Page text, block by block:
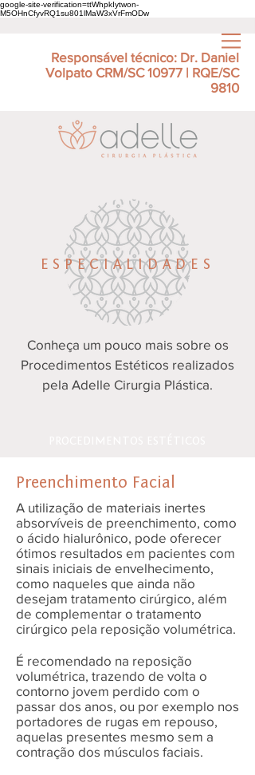
google-site-verification=ttWhpkIytwon-
M5OHnCfyvRQ1su801lMaW3xVrFmODw
Responsável técnico: Dr. Daniel
Volpato CRM/SC 10977 | RQE/SC
9810​
ESPECIALIDADES
Conheça um pouco mais sobre os
Procedimentos Estéticos realizados
pela Adelle Cirurgia Plástica.
Preenchimento Facial
A utilização de materiais inertes
absorvíveis de preenchimento, como
o ácido hialurônico, pode oferecer
ótimos resultados em pacientes com
sinais iniciais de envelhecimento,
como naqueles que ainda não
desejam tratamento cirúrgico, além
de complementar o tratamento
cirúrgico pela reposição volumétrica.
É recomendado na reposição
volumétrica, trazendo de volta o
contorno jovem perdido com o
passar dos anos, ou por exemplo nos
portadores de rugas em repouso,
aquelas presentes mesmo sem a
contração dos músculos faciais.